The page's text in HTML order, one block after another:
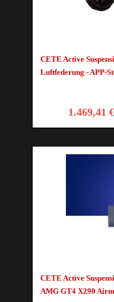
CETE Active
Luftfederung - APP-
1.469,41
CETE Active
AMG GT4 X290